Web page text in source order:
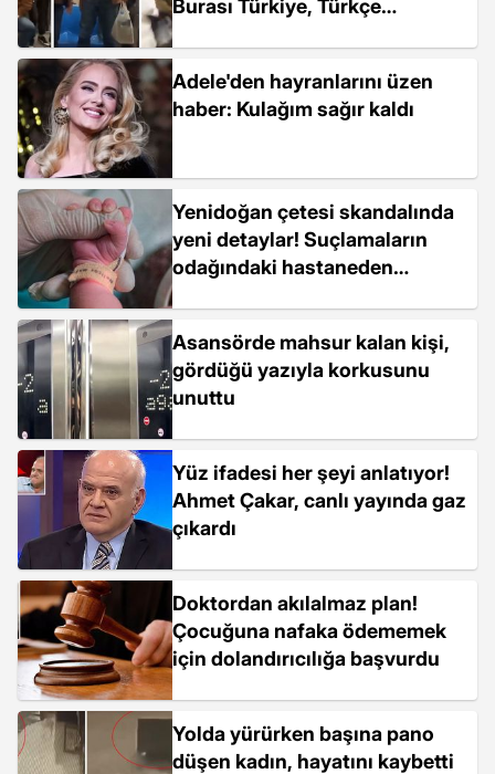
Burası Türkiye, Türkçe
Adele'den hayranlarını üzen
haber: Kulağım sağır kaldı
Yenidoğan çetesi skandalında
yeni detaylar! Suçlamaların
odağındaki hastaneden
Asansörde mahsur kalan kişi,
gördüğü yazıyla korkusunu
unuttu
Yüz ifadesi her şeyi anlatıyor!
Ahmet Çakar, canlı yayında gaz
çıkardı
Doktordan akılalmaz plan!
Çocuğuna nafaka ödememek
için dolandırıcılığa başvurdu
Yolda yürürken başına pano
düşen kadın, hayatını kaybetti